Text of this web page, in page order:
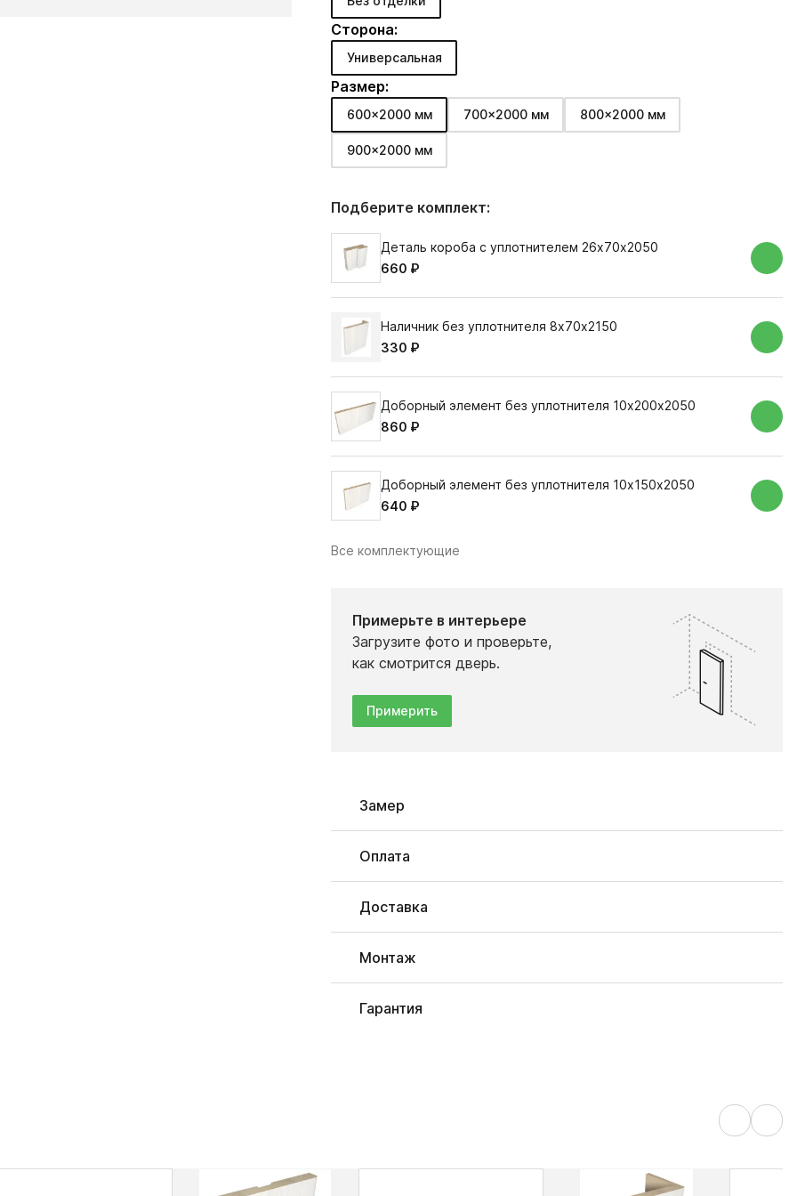
Сторона:
Универсальная
Размер:
600x2000 мм 700x2000 мм 800x2000 мм
900x2000 мм
Подберите комплект:
Деталь короба с уплотнителем 26х70х2050
660 ₽
Наличник без уплотнителя 8х70х2150
330 ₽
Доборный элемент без уплотнителя 10х200х2050
860 ₽
Доборный элемент без уплотнителя 10х150х2050
640 ₽
Все комплектующие
Примерьте в интерьере
Загрузите фото и проверьте,
как смотрится дверь.
Примерить
Замер
Оплата
Доставка
Монтаж
Гарантия